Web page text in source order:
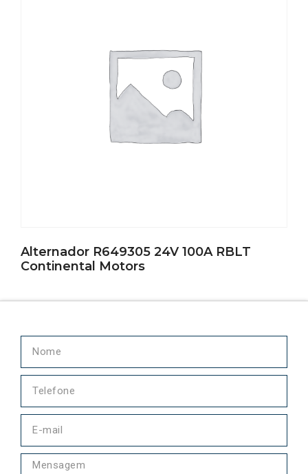
Alternador R649305 24V 100A RBLT
Continental Motors